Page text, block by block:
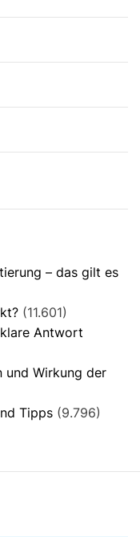
– das gilt es
(11.601)
Antwort
und Wirkung der
Tipps (9.796)